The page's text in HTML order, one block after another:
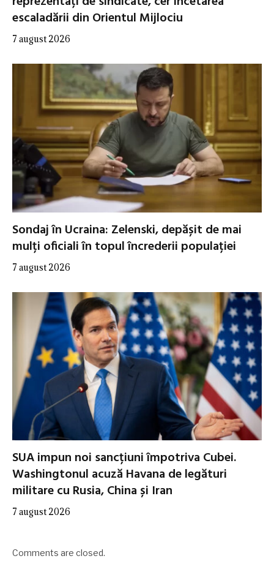
escaladării din Orientul Mijlociu
7 august 2026
Sondaj în Ucraina: Zelenski, depășit de mai
mulți oficiali în topul încrederii populației
7 august 2026
SUA impun noi sancțiuni împotriva Cubei.
Washingtonul acuză Havana de legături
militare cu Rusia, China și Iran
7 august 2026
Comments are closed.